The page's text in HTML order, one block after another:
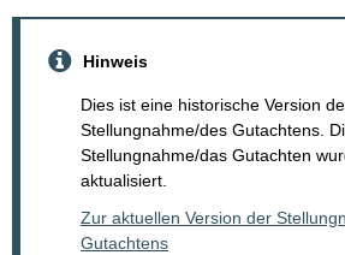
Hinweis
Dies ist eine historische Version
Stellungnahme/des Gutachtens.
Stellungnahme/das Gutachten
aktualisiert.
Zur aktuellen Version der
Gutachtens